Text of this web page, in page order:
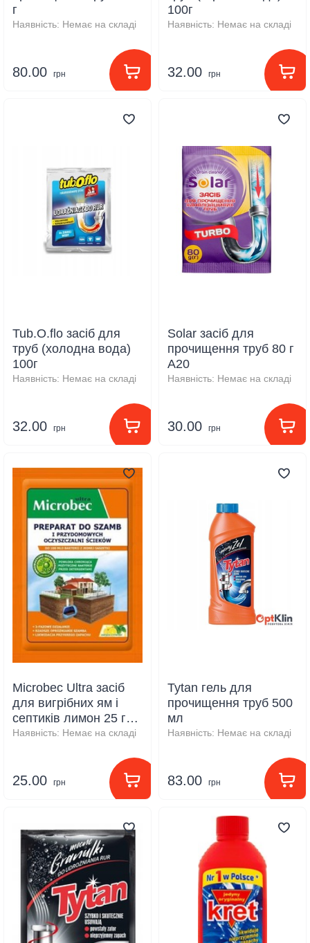
г
Наявність: Немає на складі
80.00 грн
100г
Наявність: Немає на складі
32.00 грн
Tub.О.flo засіб для
труб (холодна вода)
100г
Наявність: Немає на складі
32.00 грн
Solar засіб для
прочищення труб 80 г
А20
Наявність: Немає на складі
30.00 грн
Microbec Ultra засіб
для вигрібних ям і
септиків лимон 25 г
А18
Наявність: Немає на складі
25.00 грн
Tytan гель для
прочищення труб 500
мл
Наявність: Немає на складі
83.00 грн